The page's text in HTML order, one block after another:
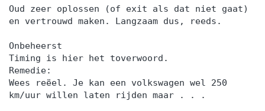
Oud zeer oplossen (of exit als dat niet gaat)
en vertrouwd maken. Langzaam dus, reeds.
Onbeheerst
Timing is hier het toverwoord.
Remedie:
Wees reëel. Je kan een volkswagen wel 250
km/uur willen laten rijden maar . . .